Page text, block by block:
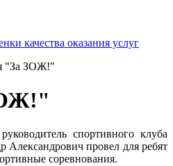
качества оказания услуг
"За ЗОЖ!"
спортивного клуба
Александрович провел для ребят
соревнования.